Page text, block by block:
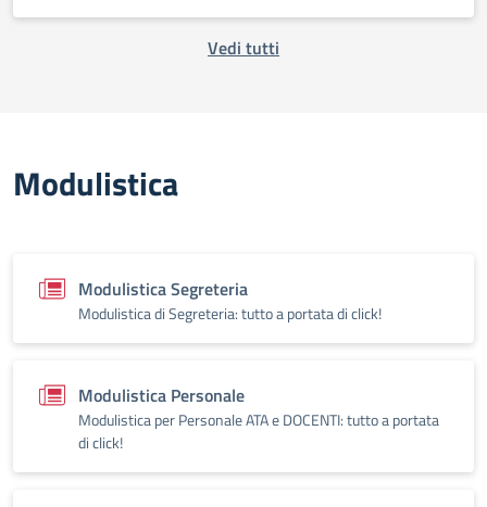
Vedi tutti
Modulistica
Modulistica Segreteria
Modulistica di Segreteria: tutto a portata di click!
Modulistica Personale
Modulistica per Personale ATA e DOCENTI: tutto a portata
di click!